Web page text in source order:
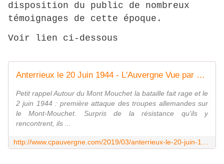
disposition du public de nombreux
témoignages de cette époque.
Voir lien ci-dessous
Anterrieux le 20 Juin 1944 - L'Auvergne Vue par Papou Poustache
Petit rappel Autour du Mont Mouchet la bataille fait rage et le
2 juin 1944 : première attaque des troupes allemandes sur
le Mont-Mouchet. Surpris de la résistance qu'ils y
rencontrent, ils ...